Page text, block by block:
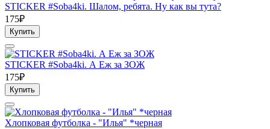
STICKER #Soba4ki. Шалом, ребята. Ну как вы тута?
175₽
Купить
STICKER #Soba4ki. А Еж за ЗОЖ
175₽
Купить
Хлопковая футболка - "Илья" *черная